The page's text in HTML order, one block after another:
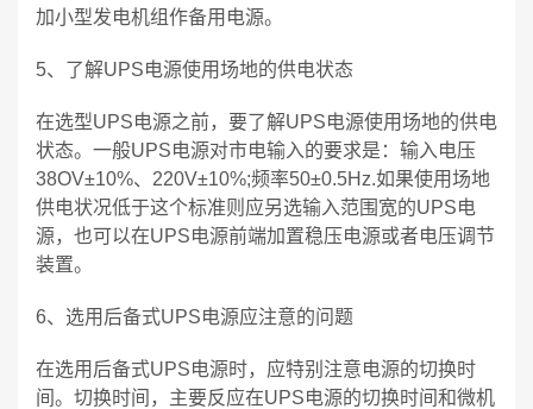
加小型发电机组作备用电源。
5、了解UPS电源使用场地的供电状态
在选型UPS电源之前，要了解UPS电源使用场地的供电
状态。一般UPS电源对市电输入的要求是：输入电压
38OV±10%、220V±10%;频率50±0.5Hz.如果使用场地
供电状况低于这个标准则应另选输入范围宽的UPS电
源，也可以在UPS电源前端加置稳压电源或者电压调节
装置。
6、选用后备式UPS电源应注意的问题
在选用后备式UPS电源时，应特别注意电源的切换时
间。切换时间，主要反应在UPS电源的切换时间和微机